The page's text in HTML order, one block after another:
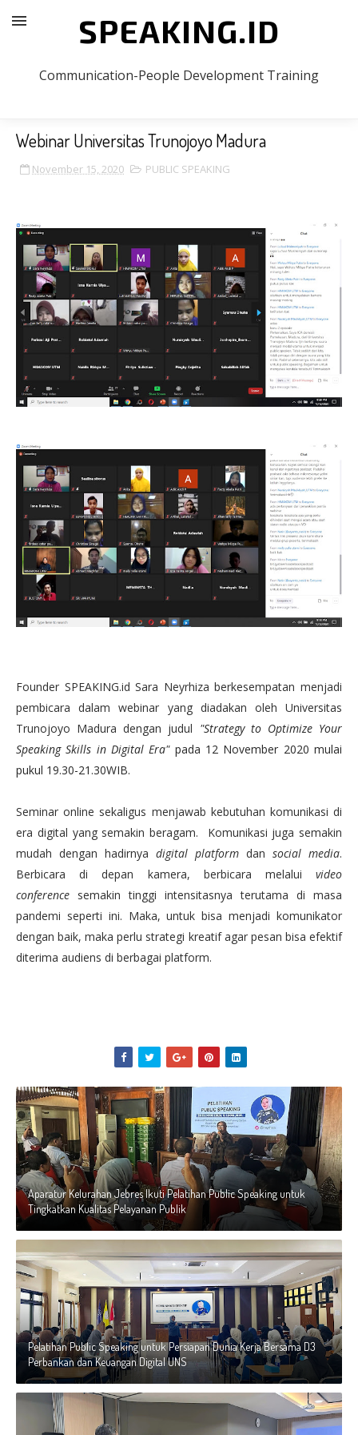
SPEAKING.ID
Communication-People Development Training
Webinar Universitas Trunojoyo Madura
November 15, 2020 PUBLIC SPEAKING
Founder SPEAKING.id Sara Neyrhiza berkesempatan menjadi
pembicara dalam webinar yang diadakan oleh Universitas
Trunojoyo Madura dengan judul "Strategy to Optimize Your
Speaking Skills in Digital Era"pada 12 November 2020 mulai
pukul 19.30-21.30WIB.
Seminar online sekaligus menjawab kebutuhan komunikasi di
era digital yang semakin beragam. Komunikasi juga semakin
mudah dengan hadirnya digital platform dan social media.
Berbicara di depan kamera, berbicara melalui video
conference semakin tinggi intensitasnya terutama di masa
pandemi seperti ini. Maka, untuk bisa menjadi komunikator
dengan baik, maka perlu strategi kreatif agar pesan bisa efektif
diterima audiens di berbagai platform.
Aparatur Kelurahan Jebres Ikuti Pelatihan Public Speaking untuk
Tingkatkan Kualitas Pelayanan Publik
Pelatihan Public Speaking untuk Persiapan Dunia Kerja Bersama D3
Perbankan dan Keuangan Digital UNS